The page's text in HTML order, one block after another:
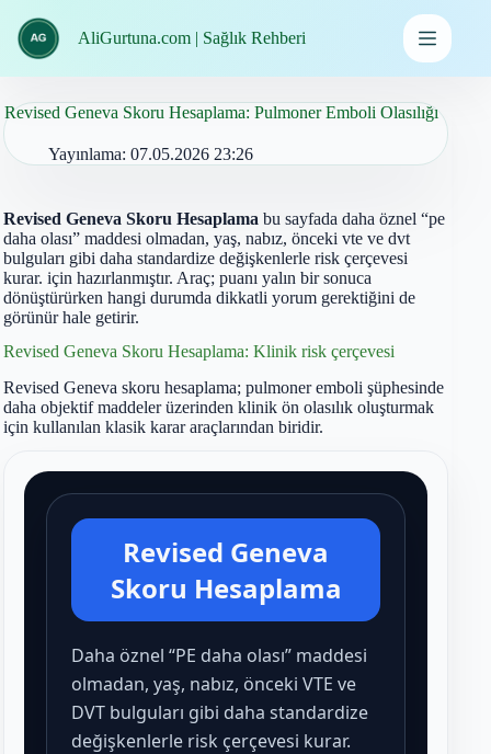
geç
AliGurtuna.com | Sağlık Rehberi
Revised Geneva Skoru Hesaplama: Pulmoner Emboli Olasılığı
Yayınlama: 07.05.2026 23:26
Revised Geneva Skoru Hesaplama bu sayfada daha öznel “pe
daha olası” maddesi olmadan, yaş, nabız, önceki vte ve dvt
bulguları gibi daha standardize değişkenlerle risk çerçevesi
kurar. için hazırlanmıştır. Araç; puanı yalın bir sonuca
dönüştürürken hangi durumda dikkatli yorum gerektiğini de
görünür hale getirir.
Revised Geneva Skoru Hesaplama: Klinik risk çerçevesi
Revised Geneva skoru hesaplama; pulmoner emboli şüphesinde
daha objektif maddeler üzerinden klinik ön olasılık oluşturmak
için kullanılan klasik karar araçlarından biridir.